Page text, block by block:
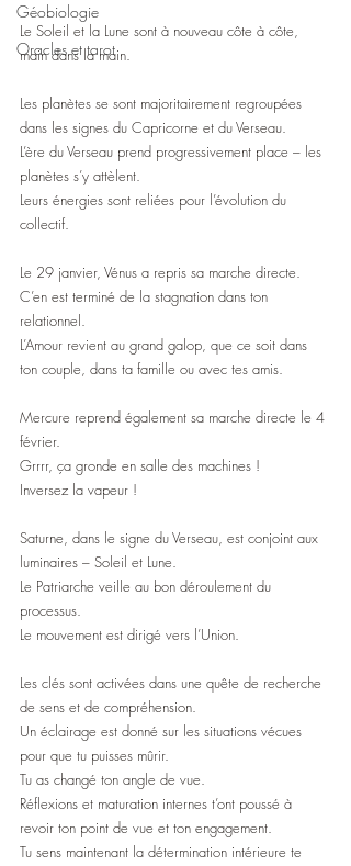
Géobiologie
Oracles et tarot
Le Soleil et la Lune sont à nouveau côte à côte,
main dans la main.
Les planètes se sont majoritairement regroupées
dans les signes du Capricorne et du Verseau.
L’ère du Verseau prend progressivement place – les
planètes s’y attèlent.
Leurs énergies sont reliées pour l’évolution du
collectif.
Le 29 janvier, Vénus a repris sa marche directe.
C’en est terminé de la stagnation dans ton
relationnel.
L’Amour revient au grand galop, que ce soit dans
ton couple, dans ta famille ou avec tes amis.
Mercure reprend également sa marche directe le 4
février.
Grrrr, ça gronde en salle des machines !
Inversez la vapeur !
Saturne, dans le signe du Verseau, est conjoint aux
luminaires – Soleil et Lune.
Le Patriarche veille au bon déroulement du
processus.
Le mouvement est dirigé vers l’Union.
Les clés sont activées dans une quête de recherche
de sens et de compréhension.
Un éclairage est donné sur les situations vécues
pour que tu puisses mûrir.
Tu as changé ton angle de vue.
Réflexions et maturation internes t’ont poussé à
revoir ton point de vue et ton engagement.
Tu sens maintenant la détermination intérieure te